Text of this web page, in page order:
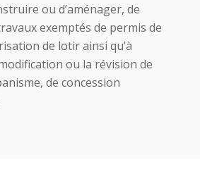
ou d’aménager, de
exemptés de permis de
de lotir ainsi qu’à
ou la révision de
de concession